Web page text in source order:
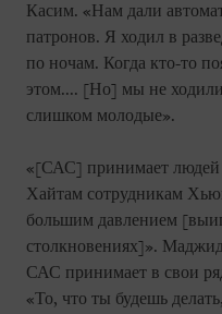
Касим. «Нам дали
патронов. Я ходил в
по ночам. Когда кто-то
этом.... [Но] мы не
слишком молодые».
«[САС] принимает людей
Хайтам сотрудникам
большим давлением
столкновениях]».
САС принимает в свои
«То, что ты будешь